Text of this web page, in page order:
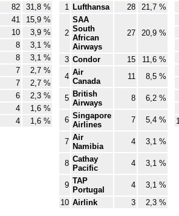
82
31,8 %
41
15,9 %
10
3,9 %
8
3,1 %
8
3,1 %
7
2,7 %
7
2,7 %
6
2,3 %
4
1,6 %
4 1,6 %
1 Lufthansa 28 21,7 %
2
SAA
South
African
Airways
27 20,9 %
3 Condor 15
11,6 %
4 Air
Canada
11 8,5 %
5 British
Airways
8 6,2 %
6 Singapore
Airlines
7 5,4 %
7 Air
Namibia
4 3,1 %
8 Cathay
Pacific
4 3,1 %
9 TAP
Portugal
4
3,1 %
10 Airlink 3 2,3 %